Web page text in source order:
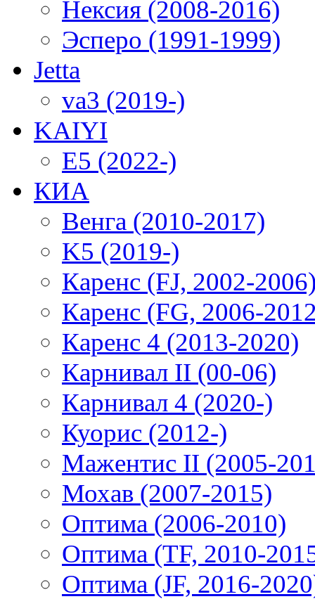
Нексия (2008-2016)
Эсперо (1991-1999)
Jetta
va3 (2019-)
KAIYI
E5 (2022-)
КИА
Венга (2010-2017)
K5 (2019-)
Каренс (FJ, 2002-
Каренс (FG, 2006-
Каренс 4 (2013-2020)
Карнивал II (00-06)
Карнивал 4 (2020-)
Куорис (2012-)
Мажентис II (2005-
Мохав (2007-2015)
Оптима (2006-2010)
Оптима (TF, 2010-
Оптима (JF, 2016-